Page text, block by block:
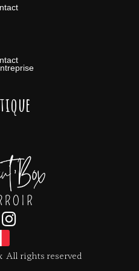
All rights reserved